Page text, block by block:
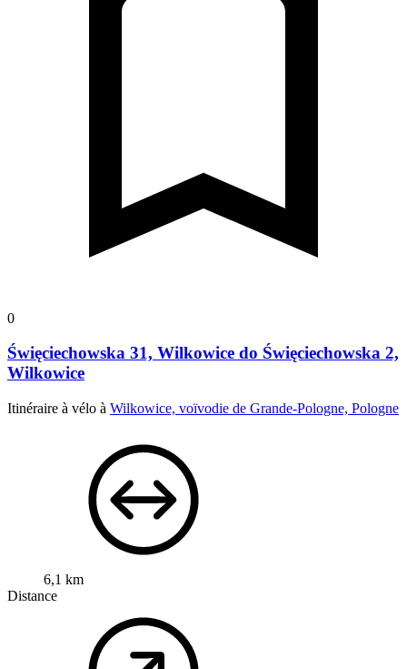
0
Święciechowska 31, Wilkowice do Święciechowska 2,
Wilkowice
Itinéraire à vélo à Wilkowice, voïvodie de Grande-Pologne, Pologne
6,1 km
Distance